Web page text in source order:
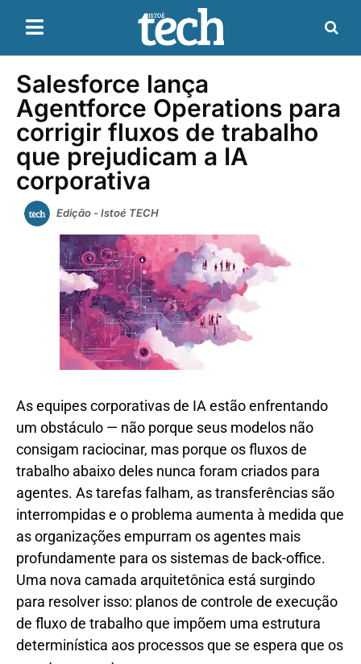
Salesforce lança
Agentforce Operations para
corrigir fluxos de trabalho
que prejudicam a IA
corporativa
Edição - Istoé TECH
As equipes corporativas de IA estão enfrentando
um obstáculo — não porque seus modelos não
consigam raciocinar, mas porque os fluxos de
trabalho abaixo deles nunca foram criados para
agentes. As tarefas falham, as transferências são
interrompidas e o problema aumenta à medida que
as organizações empurram os agentes mais
profundamente para os sistemas de back-office.
Uma nova camada arquitetônica está surgindo
para resolver isso: planos de controle de execução
de fluxo de trabalho que impõem uma estrutura
determinística aos processos que se espera que os